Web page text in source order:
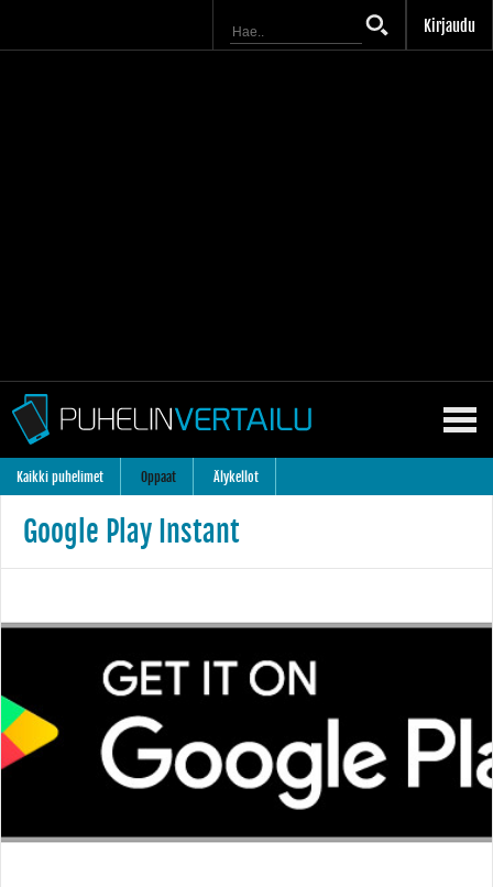
Kirjaudu
Kaikki puhelimet Oppaat Älykellot
Google Play Instant